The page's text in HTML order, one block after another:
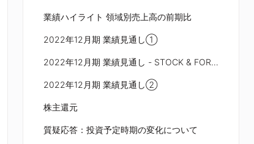
業績ハイライト 領域別売上高の前期比
2022年12月期 業績見通し①
2022年12月期 業績見通し - STOCK & FORECAST
2022年12月期 業績見通し②
株主還元
質疑応答：投資予定時期の変化について